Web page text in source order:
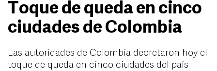
Toque de queda en cinco
ciudades de Colombia
Las autoridades de Colombia decretaron hoy el
toque de queda en cinco ciudades del país